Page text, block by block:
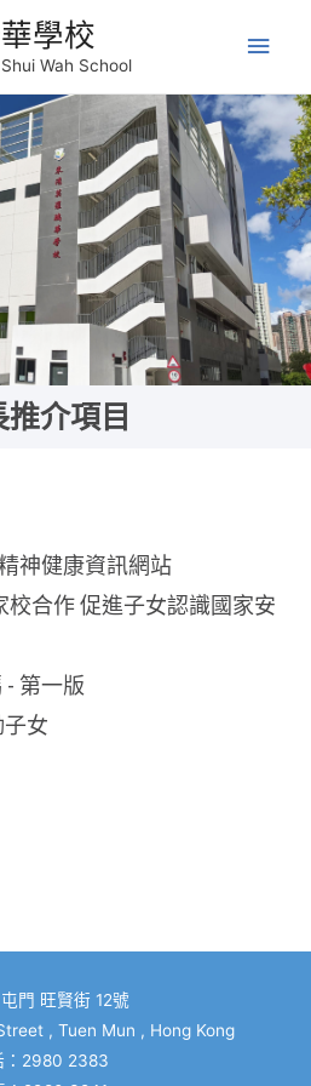
學校
Wah School
推介項目
神健康資訊網站
校合作 促進子女認識國家安
- 第一版
女
門 旺賢街 12號
, Tuen Mun , Hong Kong
：2980 2383